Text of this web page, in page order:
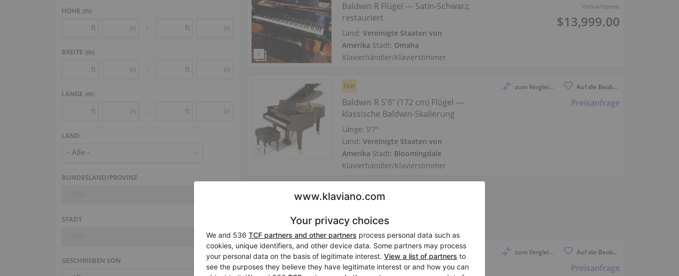
HÖHE (IN)
ft in - ft in
BREITE (IN)
ft in - ft in
LÄNGE (IN)
ft in - ft in
LAND
- Alle -
BUNDESLAND/PROVINZ
STADT
GESCHRIEBEN VON
Verkaufspreis:
$13,999.00
Baldwin R Flügel — Satin-Schwarz,
restauriert
Land:Vereinigte Staaten von
Amerika Stadt: Omaha
Klavierhändler/Klavierstimmer
zum Vergleich anmelden Auf die Beobachtungsliste
Preisanfrage
Hot
Baldwin R 5'8" (172 cm) Flügel —
klassische Baldwin-Skalierung
Länge: 5′7″
Land:Vereinigte Staaten von
Amerika Stadt: Bloomingdale
Klavierhändler/Klavierstimmer
zum Vergleich anmelden Auf die Beobachtungsliste
Preisanfrage
Hot
Baldwin R Flügel, Holz Satin-